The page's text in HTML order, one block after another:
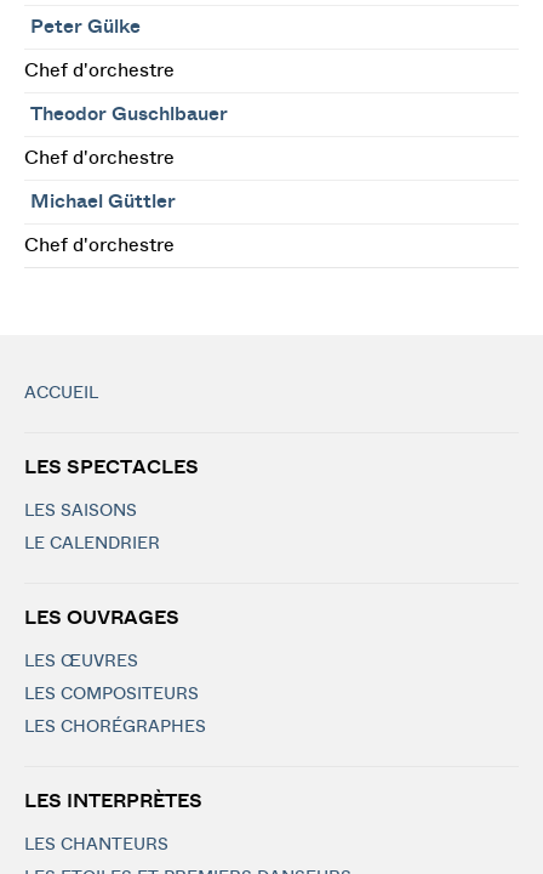
Peter Gülke
Chef d'orchestre
Theodor Guschlbauer
Chef d'orchestre
Michael Güttler
Chef d'orchestre
ACCUEIL
LES SPECTACLES
LES SAISONS
LE CALENDRIER
LES OUVRAGES
LES ŒUVRES
LES COMPOSITEURS
LES CHORÉGRAPHES
LES INTERPRÈTES
LES CHANTEURS